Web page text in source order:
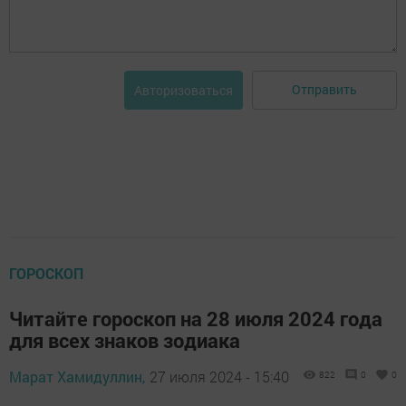
Авторизоваться Отправить
ГОРОСКОП
Читайте гороскоп на 28 июля 2024 года
для всех знаков зодиака
Марат Хамидуллин, 27 июля 2024 - 15:40 822 0 0